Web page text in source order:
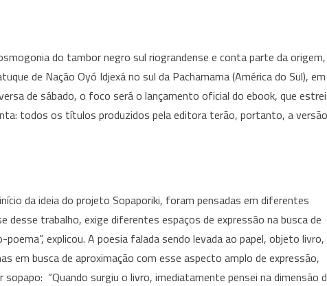
do tambor negro sul riograndense e conta parte da origem,
de Nação Oyó Idjexá no sul da Pachamama (América do Sul), em
de sábado, o foco será o lançamento oficial do ebook, que
todos os títulos produzidos pela editora terão, portanto, a versão
da ideia do projeto Sopaporiki, foram pensadas em diferentes
desse trabalho, exige diferentes espaços de expressão na busca de
explicou. A poesia falada sendo levada ao papel, objeto livro,
em busca de aproximação com esse aspecto amplo de expressão,
“Quando surgiu o livro, imediatamente pensei na dimensão